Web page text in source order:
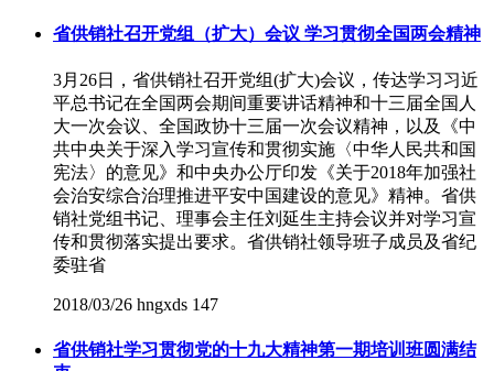
省供销社召开党组（扩大）会议 学习贯彻全国两会精神
3月26日，省供销社召开党组(扩大)会议，传达学习习近
平总书记在全国两会期间重要讲话精神和十三届全国人
大一次会议、全国政协十三届一次会议精神，以及《中
共中央关于深入学习宣传和贯彻实施〈中华人民共和国
宪法〉的意见》和中央办公厅印发《关于2018年加强社
会治安综合治理推进平安中国建设的意见》精神。省供
销社党组书记、理事会主任刘延生主持会议并对学习宣
传和贯彻落实提出要求。省供销社领导班子成员及省纪
委驻省
2018/03/26 hngxds 147
省供销社学习贯彻党的十九大精神第一期培训班圆满结